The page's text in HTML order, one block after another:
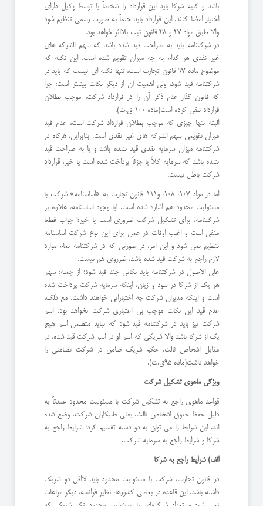
باشد و کلیه شرکا باید این قرارداد را شخصاً یا توسط وکیل دارای
اختیار امضا کنند. این قرارداد باید حتماً به صورت رسمی تنظیم شود
والا طبق مواد 47 و 48 قانون ثبت بلااثر خواهد بود.
در شرکتنامه باید به صراحت قید شده باشد که سهم الشرکه های
غیر نقدی هر کدام به چه میزان تقویم شده است. این نکته که
موضوع ماده 97 قانون تجارت است، تنها نکته ای نیست که باید در
شرکتنامه قید شود، ولی اهمیت آن از دیگر نکات بیشتر است؛ چرا
که قانون گذار عدم ذکر آن را در قرارداد شرکت، موجب بطلان
قرارداد تلقی کرده است(ماده 100 ق.ت).
البته تنها چیزی که موجب بطلان قرارداد شرکت است، عدم قید
میزان تقویمی سهم الشرکه های غیر نقدی است. بنابراین، هرگاه در
شرکتنامه میزان سرمایه نقدی قید نشده باشد و یا به صراحت قید
نشده باشد که سرمایه کلاً یا جزئاً پرداخت شده است یا خیر، قرارداد
شرکت باطل نیست.
اما در مواد 107، 108، و111 قانون تجارت به «اساسنامه» شرکت با
مسئولیت محدود هم اشاره شده است. آیا وجود اساسنامه، علاوه بر
شرکتنامه، برای تشکیل شرکت ضروری است یا خیر؟ جواب قطعا
منفی است و اغلب اوقات در عمل برای این نوع شرکت اساسنامه
تنظیم نمی شود و این امر، در صورتی که در شرکتنامه تمام موارد
لازم راجع به شرکت قید شده باشد، ضرروی هم نیست.
علی الاصول در شرکتنامه باید نکاتی چند قید شود؛ از جمله: سهم
هر یک از شرکا در سود و زیان، اینکه سرمایه شرکت پرداخت شده
است و اینکه مدیران شرکت چه اختیاراتی خواهند داشت. مع ذلک،
عدم قید این نکات موجب بی اعتباری شرکت نخواهد بود. اسم
شرکت نیز باید در شرکتنامه قید شود که نباید متضمن اسم هیچ
یک از شرکا باشد والا شریکی که اسم او در اسم شرکت قید شده، در
مقابل اشخاص ثالث، حکم شریک ضامن در شرکت تضامنی را
خواهد داشت(ماده 95ق.ت).
ويژگی ماهوی تشکیل شرکت
قواعد ماهوی راجع به تشکیل شرکت با مسئولیت محدود عمدتاً به
دلیل حفظ حقوق اشخاص ثالث، یعنی طلبکاران شرکت، وضع شده
اند. این شرایط را می توان به دو دسته تقسیم کرد: شرایط راجع به
شرکا و شرایط راجع به سرمایه شرکت.
الف) شرایط راجع به شرکا
در قانون تجارت، شرکت با مسئولیت محدود باید لااقل دو شریک
داشته باشد. این قاعده در بعضی کشورها، نظیر فرانسه، دیگر مراعات